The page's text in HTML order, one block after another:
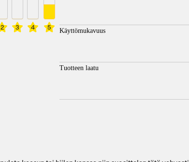
2 3 4 5
Käyttömukavuus
Tuotteen laatu